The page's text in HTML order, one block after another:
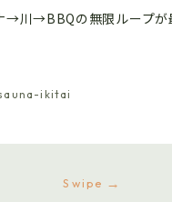
→川→BBQの無限ループが
ikitai
Swipe →